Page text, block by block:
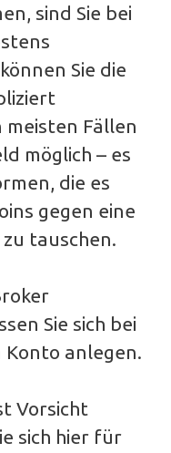
sind Sie bei
Sie die
meisten Fällen
möglich – es
die es
gegen eine
tauschen.
Sie sich bei
anlegen.
Vorsicht
sich hier für